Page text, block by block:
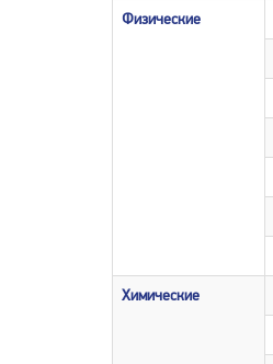
Физические
Химические